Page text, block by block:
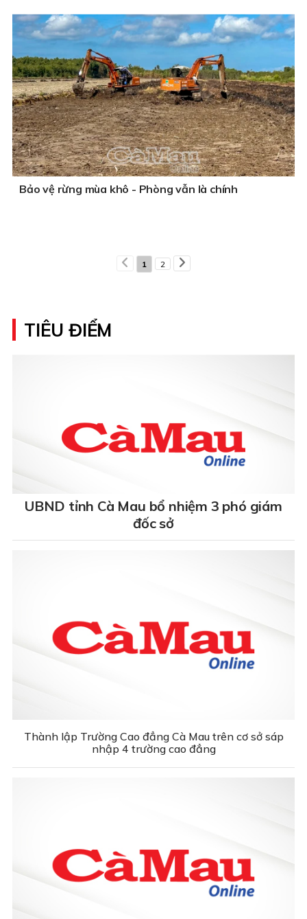
Bảo vệ rừng mùa khô - Phòng vẫn là chính
1 2
TIÊU ĐIỂM
UBND tỉnh Cà Mau bổ nhiệm 3 phó giám
đốc sở
Thành lập Trường Cao đẳng Cà Mau trên cơ sở sáp
nhập 4 trường cao đẳng